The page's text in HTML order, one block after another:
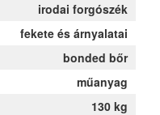
irodai forgószék
fekete és árnyalatai
bonded bőr
műanyag
130 kg